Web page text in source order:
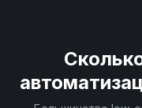
Get User
List User Projects